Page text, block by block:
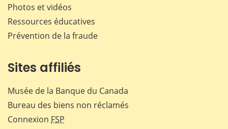
Photos et vidéos
Ressources éducatives
Prévention de la fraude
Sites affiliés
Musée de la Banque du Canada
Bureau des biens non réclamés
Connexion FSP